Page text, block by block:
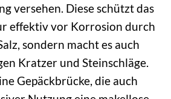
versehen. Diese schützt das
effektiv vor Korrosion durch
sondern macht es auch
Kratzer und Steinschläge.
Gepäckbrücke, die auch